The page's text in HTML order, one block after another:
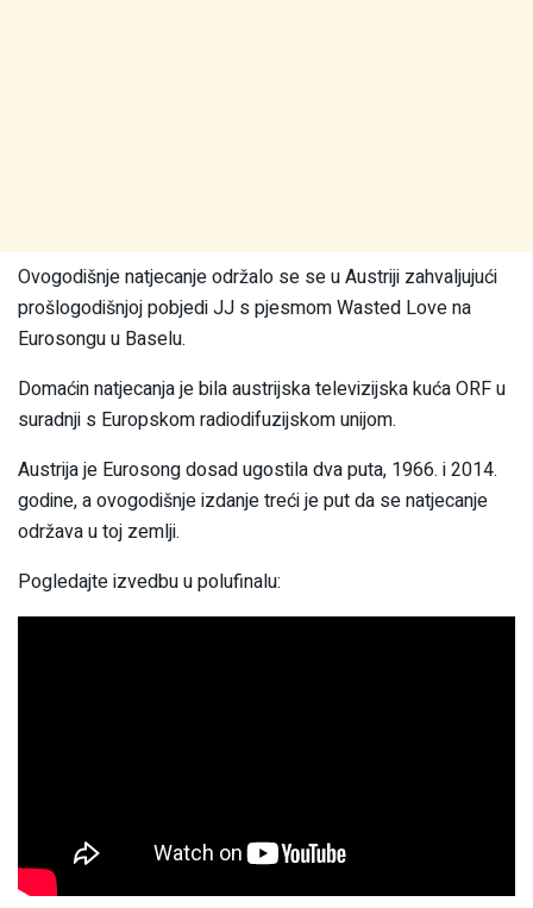
Ovogodišnje natjecanje održalo se se u Austriji zahvaljujući
prošlogodišnjoj pobjedi JJ s pjesmom Wasted Love na
Eurosongu u Baselu.
Domaćin natjecanja je bila austrijska televizijska kuća ORF u
suradnji s Europskom radiodifuzijskom unijom.
Austrija je Eurosong dosad ugostila dva puta, 1966. i 2014.
godine, a ovogodišnje izdanje treći je put da se natjecanje
održava u toj zemlji.
Pogledajte izvedbu u polufinalu: